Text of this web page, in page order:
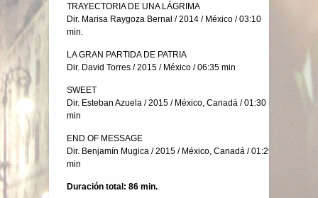
TRAYECTORIA DE UNA LÁGRIMA
Dir. Marisa Raygoza Bernal / 2014 / México / 03:10
min.
LA GRAN PARTIDA DE PATRIA
Dir. David Torres / 2015 / México / 06:35 min
SWEET
Dir. Esteban Azuela / 2015 / México, Canadá / 01:30
min
END OF MESSAGE
Dir. Benjamín Mugica / 2015 / México, Canadá / 01:29
min
Duración total: 86 min.